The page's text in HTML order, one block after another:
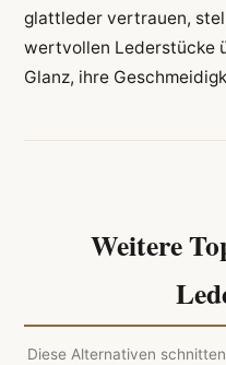
glattleder vertrauen,
wertvollen Lederstücke
Glanz, ihre
Weitere
Diese Alternativen